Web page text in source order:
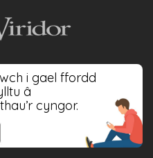
i gael ffordd
â
cyngor.